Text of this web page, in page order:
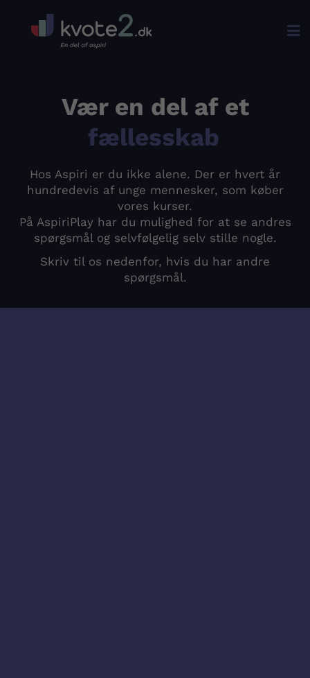

Vær en del af et
fællesskab
Hos Aspiri er du ikke alene. Der er hvert år
hundredevis af unge mennesker, som køber
vores kurser.
På AspiriPlay har du mulighed for at se andres
spørgsmål og selvfølgelig selv stille nogle.
Skriv til os nedenfor, hvis du har andre
spørgsmål.